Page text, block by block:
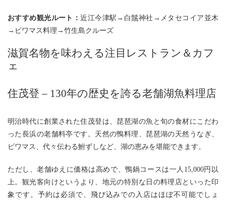
おすすめ観光ルート：近江今津駅→白鬚神社→メタセコイア並木
→ビワマス料理→竹生島クルーズ
滋賀名物を味わえる注目レストラン＆カフ
ェ
住茂登 – 130年の歴史を誇る老舗湖魚料理店
明治時代に創業された住茂登は、琵琶湖の魚と旬の食材にこだわ
った長浜の老舗料亭です。天然の鴨料理、琵琶湖の天然うなぎ、
ビワマス、代々伝わる鮒ずしなど、湖の恵みを堪能できます。
ただし、老舗ゆえに価格は高めで、鴨鍋コースは一人15,000円以
上。観光客向けというより、地元の特別な日の料理店といった印
象です。予約は必須で、飛び込みでの入店はほぼ不可能でしょ